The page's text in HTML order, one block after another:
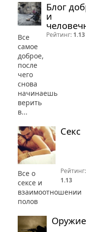
Блог
и
Все
самое
доброе,
после
чего
снова
начинаешь
верить
в...
Рейтинг: 1.13
Секс
Все о
сексе и
взаимоотношении
полов
Рейтинг:
1.13
Оружие